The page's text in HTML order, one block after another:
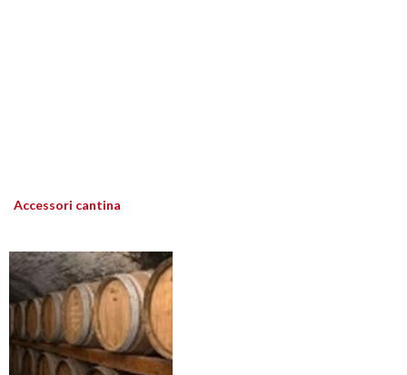
Accessori cantina